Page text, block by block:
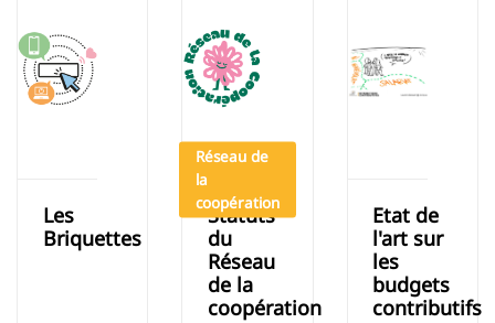
Les
Briquettes
Statuts
du
Réseau
de la
coopération
Réseau de
la
coopération
Etat de
l'art sur
les
budgets
contributifs